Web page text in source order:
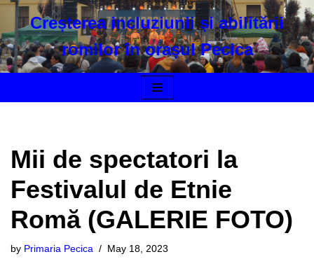
Skip
to
content
Creșterea incluziunii și abilitării
romilor în orașul Pecica
Mii de spectatori la
Festivalul de Etnie
Romă (GALERIE FOTO)
by Primaria Pecica May 18, 2023